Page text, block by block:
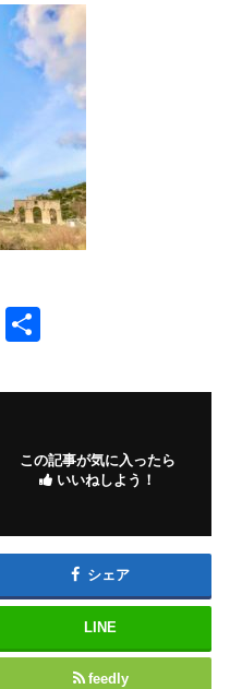
この記事が気に入ったら
いいねしよう！
シェア
LINE
feedly